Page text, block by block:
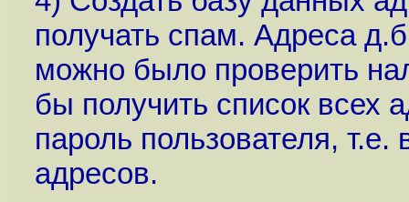
получать спам. Адреса
можно было проверить
бы получить список всех
пароль пользователя,
адресов.